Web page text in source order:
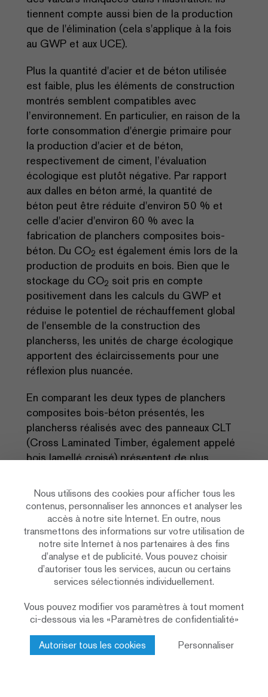
tiennent compte aussi bien de la production
que de l'élimination (cela s'applique à la fois
au GWP et aux UCE).
Plus la quantité d'acier et de béton utilisée
est faible, plus les éléments de construction
montrés semblent compatibles avec
l’environnement. En particulier, en raison de la
forte consommation d'énergie primaire pour
la production d'acier et de béton,
respectivement de ciment, l’évaluation
écologique est plutôt négative. Par rapport
aux dalles en béton armé, la quantité de
béton peut être réduite d'environ 50 % et
celle d'acier d'environ 60 % avec la
fabrication de planchers composites bois-
béton. Du CO2 est également émis lors de la
production de produits en bois. Bien que le
stockage du CO2 soit pris en compte
positivement dans les calculs du GWP et
réduise le potentiel de réchauffement global
de l'ensemble de la construction des
plancherss, les unités de charge écologique
apportent des éclaircissements pour une
réflexion plus nuancée.
En comparant les deux types de planchers
composites bois-béton présentés, les
plancherss réalisés avec des panneaux CLT
(Cross Laminated Timber, également appelé
bois lamellé croisé) présentent de plus
solivage, si l’on prend uniquement en
considération le potentiel de réchauffement
gobal. Cela est dû à l’utilisation plus
importante et donc inefficace du bois comme
ressource. C’est pourquoi plus de CO2est
absorbé, comparativement. Toutefois, la
production d'un mètre carré de bois traité est
système de plancher sélectionné. Ce fait se
reflète dans l'examen des unités de charge
écologique. Ainsi, une étude différenciée a
toujours du sens, en vue d’une évaluation
Nous utilisons des cookies pour afficher tous les
contenus, personnaliser les annonces et analyser les
accès à notre site Internet. En outre, nous
transmettons des informations sur votre utilisation de
notre site Internet à nos partenaires à des fins
d’analyse et de publicité. Vous pouvez choisir
d’autoriser tous les services, aucun ou certains
services sélectionnés individuellement.
Vous pouvez modifier vos paramètres à tout moment
ci-dessous via les «Paramètres de confidentialité»
Autoriser tous les cookies Personnaliser